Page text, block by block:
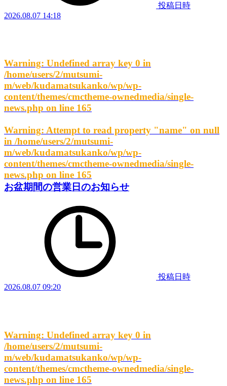
投稿日時
2026.08.07 14:18
Warning: Undefined array key 0 in
/home/users/2/mutsumi-
m/web/kudamatsukanko/wp/wp-
content/themes/cmctheme-ownedmedia/single-
news.php on line 165
Warning: Attempt to read property "name" on null
in /home/users/2/mutsumi-
m/web/kudamatsukanko/wp/wp-
content/themes/cmctheme-ownedmedia/single-
news.php on line 165
お盆期間の営業日のお知らせ
投稿日時
2026.08.07 09:20
Warning: Undefined array key 0 in
/home/users/2/mutsumi-
m/web/kudamatsukanko/wp/wp-
content/themes/cmctheme-ownedmedia/single-
news.php on line 165